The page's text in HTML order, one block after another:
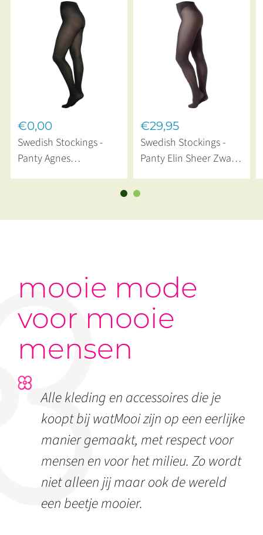
€0,00
Swedish Stockings -
Panty Agnes
€29,95
Swedish Stockings -
Panty Elin Sheer Zwart
mooie mode
voor mooie
mensen
Alle kleding en accessoires die je
koopt bij watMooi zijn op een eerlijke
manier gemaakt, met respect voor
mensen en voor het milieu. Zo wordt
niet alleen jij maar ook de wereld
een beetje mooier.